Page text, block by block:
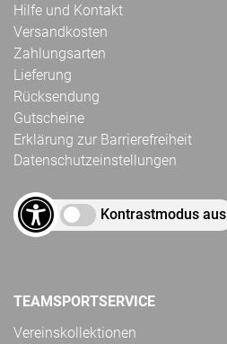
Hilfe und Kontakt
Versandkosten
Zahlungsarten
Lieferung
Rücksendung
Gutscheine
Erklärung zur Barrierefreiheit
Datenschutzeinstellungen
Kontrastmodus aus
TEAMSPORTSERVICE
Vereinskollektionen